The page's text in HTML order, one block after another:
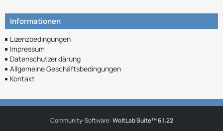
Informationen
Lizenzbedingungen
Impressum
Datenschutzerklärung
Allgemeine Geschäftsbedingungen
Kontakt
Community-Software:WoltLab Suite™ 6.1.22